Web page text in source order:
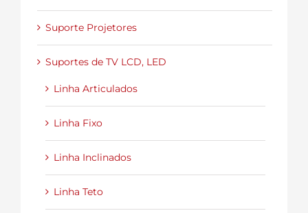
Suporte Projetores
Suportes de TV LCD, LED
Linha Articulados
Linha Fixo
Linha Inclinados
Linha Teto